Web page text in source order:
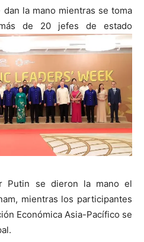
la mano mientras se toma
de 20 jefes de estado
Putin se dieron la mano el
mientras los participantes
Económica Asia-Pacífico se